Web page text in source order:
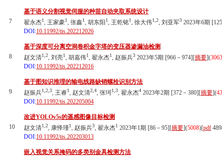
7
基于语义分割视觉伺服的种苗自动夹取系统设计
翟永杰1, 王家豪1, 张鑫1, 胡东阳 1, 王乾铭1, 徐大伟1,2, 刘亚军3 2023年6期
DOI:10.11992/tis.202212026
8
基于深度可分离空洞卷积金字塔的变压器渗漏油检测
赵文清1,2, 刘亮1, 胡嘉伟1, 翟永杰1, 赵振兵3 2023年5期 [966－974][摘要](3063
DOI:10.11992/tis.202212016
9
基于图知识推理的输电线路缺销螺栓识别方法
赵振兵1,2,3, 王睿1, 赵文清2,4, 张珂1,3, 翟永杰4 2023年2期 [372－380][摘要](
DOI:10.11992/tis.202205004
10
改进YOLOv5s的遥感图像目标检测
赵文清1,2, 康怿瑾1, 赵振兵3, 翟永杰1 2023年1期 [86－95][摘要](5008)[pdf
DOI:10.11992/tis.202203013
嵌入视觉关系掩码的多类别金具检测方法